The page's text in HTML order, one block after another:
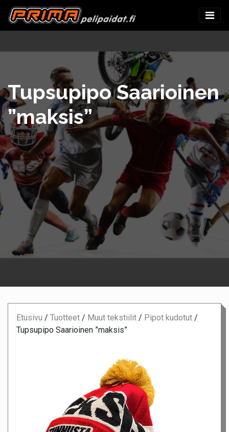
Tupsupipo Saarioinen
”maksis”
Etusivu / Tuotteet / Muut tekstiilit / Pipot kudotut /
Tupsupipo Saarioinen ”maksis”